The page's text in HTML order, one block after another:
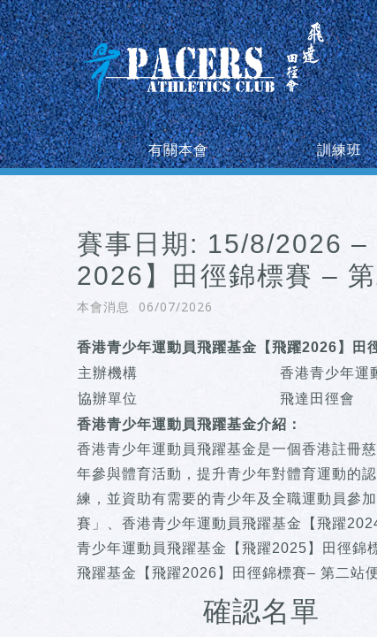
有關本會 訓練班
賽事日期: 15/8/2026 –
2026】田徑錦標賽 –
本會消息 06/07/2026
香港青少年運動員飛躍基金【飛躍2026】田
主辦機構
香港青少年運
協辦單位
飛達田徑會
香港青少年運動員飛躍基金介紹：
香港青少年運動員飛躍基金是一個香港註冊
年參與體育活動，提升青少年對體育運動的
練，並資助有需要的青少年及全職運動員參
賽」、香港青少年運動員飛躍基金【飛躍
青少年運動員飛躍基金【飛躍2025】田徑錦
飛躍基金【飛躍2026】田徑錦標賽– 第二站
確認名單